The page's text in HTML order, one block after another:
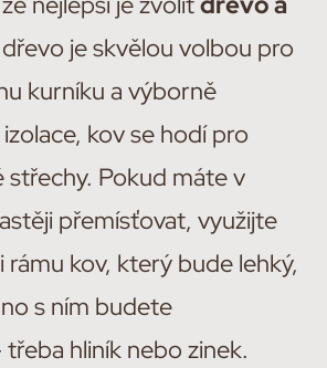
je skvělou volbou pro
kurníku a výborně
kov se hodí pro
střechy. Pokud máte v
přemísťovat, využijte
kov, který bude lehký,
s ním budete
hliník nebo zinek.